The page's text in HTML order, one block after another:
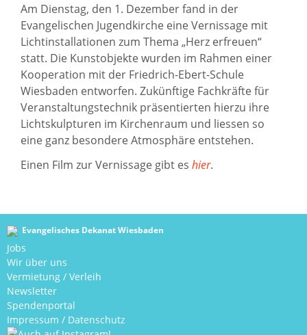
Am Dienstag, den 1. Dezember fand in der
Evangelischen Jugendkirche eine Vernissage mit
Lichtinstallationen zum Thema „Herz erfreuen“
statt. Die Kunstobjekte wurden im Rahmen einer
Kooperation mit der Friedrich-Ebert-Schule
Wiesbaden entworfen. Zukünftige Fachkräfte für
Veranstaltungstechnik präsentierten hierzu ihre
Lichtskulpturen im Kirchenraum und liessen so
eine ganz besondere Atmosphäre entstehen.
Einen Film zur Vernissage gibt es hier.
Evangelisches Dekanat Wiesbaden
Jobs
Wir über uns
Vermietung / Verleih
Newsletter
Spendenportal
Impressum / Datenschutz